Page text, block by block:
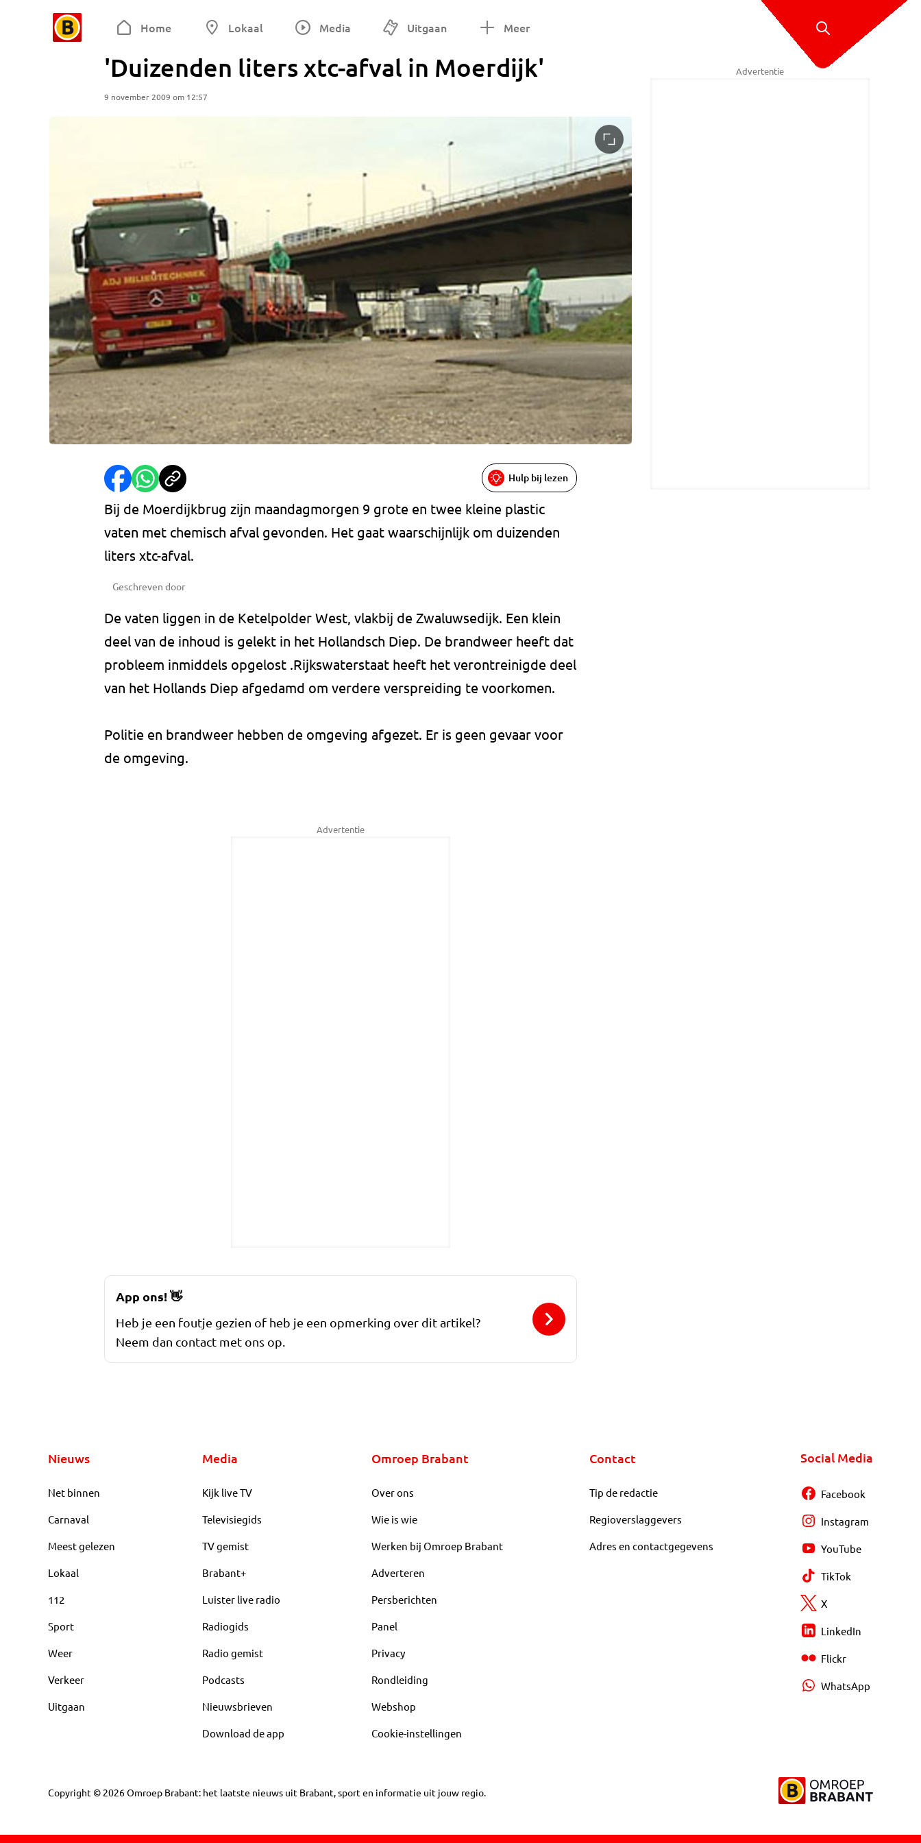
Home Lokaal Media Uitgaan Meer
'Duizenden liters xtc-afval in Moerdijk'
9 november 2009 om 12:57
Hulp bij lezen
Bij de Moerdijkbrug zijn maandagmorgen 9 grote en twee kleine plastic
vaten met chemisch afval gevonden. Het gaat waarschijnlijk om duizenden
liters xtc-afval.
Geschreven door
De vaten liggen in de Ketelpolder West, vlakbij de Zwaluwsedijk. Een klein
deel van de inhoud is gelekt in het Hollandsch Diep. De brandweer heeft dat
probleem inmiddels opgelost .Rijkswaterstaat heeft het verontreinigde deel
van het Hollands Diep afgedamd om verdere verspreiding te voorkomen.
Politie en brandweer hebben de omgeving afgezet. Er is geen gevaar voor
de omgeving.
Advertentie
Advertentie
App ons!👋
Heb je een foutje gezien of heb je een opmerking over dit artikel?
Neem dan contact met ons op.
Nieuws
Net binnen
Carnaval
Meest gelezen
Lokaal
112
Sport
Weer
Verkeer
Uitgaan
Media
Kijk live TV
Televisiegids
TV gemist
Brabant+
Luister live radio
Radiogids
Radio gemist
Podcasts
Nieuwsbrieven
Download de app
Omroep Brabant
Over ons
Wie is wie
Werken bij Omroep Brabant
Adverteren
Persberichten
Panel
Privacy
Rondleiding
Webshop
Cookie-instellingen
Contact
Tip de redactie
Regioverslaggevers
Adres en contactgegevens
Social Media
Facebook
Instagram
YouTube
TikTok
X
LinkedIn
Flickr
WhatsApp
Copyright © 2026Omroep Brabant: het laatste nieuws uit Brabant, sport en informatie uit jouw regio.